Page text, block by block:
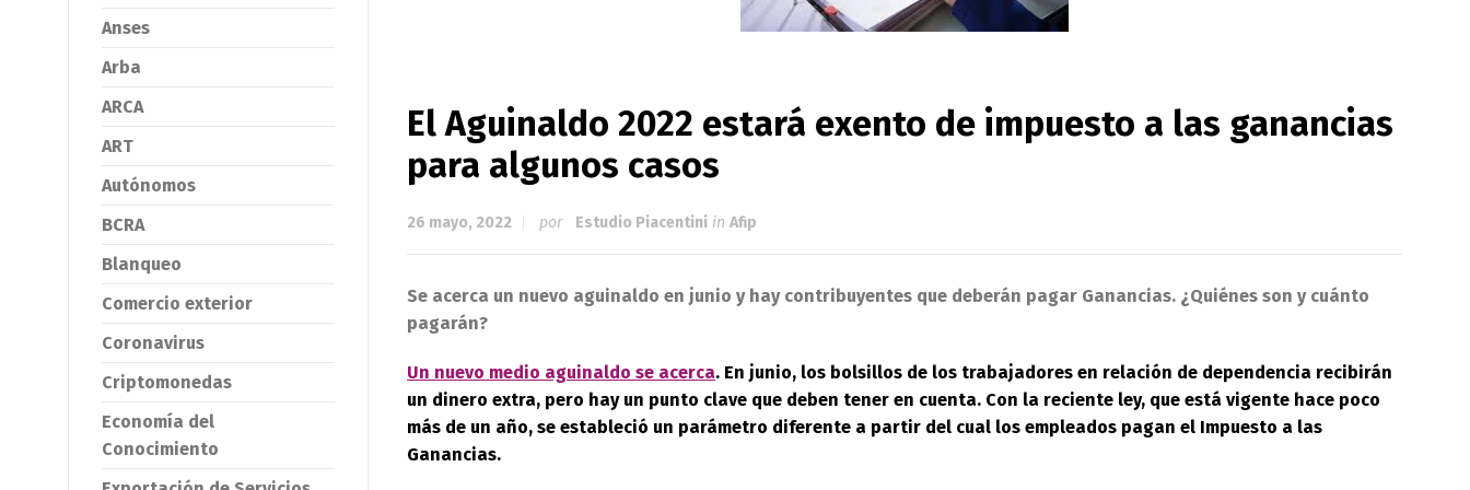
El Aguinaldo 2022 estará exento de impuesto a las ganancias
para algunos casos
26 mayo, 2022 por Estudio Piacentini in Afip
Se acerca un nuevo aguinaldo en junio y hay contribuyentes que deberán pagar Ganancias. ¿Quiénes son y cuánto
pagarán?
Un nuevo medio aguinaldo se acerca. En junio, los bolsillos de los trabajadores en relación de dependencia recibirán
un dinero extra, pero hay un punto clave que deben tener en cuenta. Con la reciente ley, que está vigente hace poco
más de un año, se estableció un parámetro diferente a partir del cual los empleados pagan el Impuesto a las
Ganancias.
Anses
Arba
ARCA
ART
Autónomos
BCRA
Blanqueo
Comercio exterior
Coronavirus
Criptomonedas
Economía del
Conocimiento